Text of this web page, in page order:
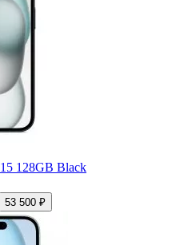
128GB Black
53 500 ₽